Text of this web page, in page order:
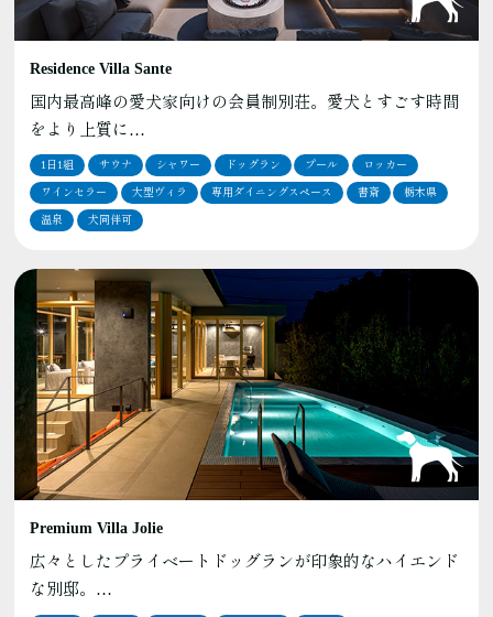
Residence Villa Sante
国内最高峰の愛犬家向けの会員制別荘。愛犬とすごす時間
をより上質に…
1日1組 サウナ シャワー ドッグラン プール ロッカー
ワインセラー 大型ヴィラ 専用ダイニングスペース 書斎 栃木県
温泉 犬同伴可
Premium Villa Jolie
広々としたプライベートドッグランが印象的なハイエンド
な別邸。…